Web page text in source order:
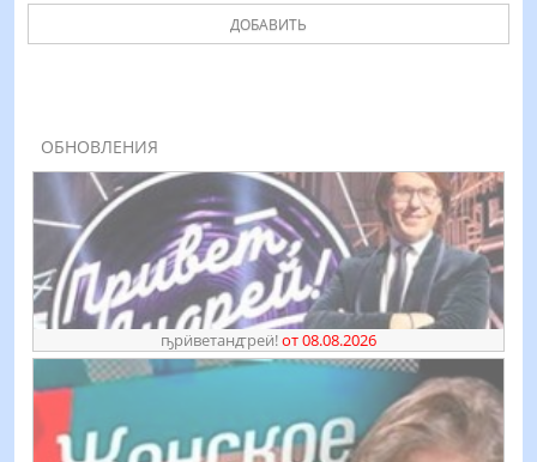
ДОБАВИТЬ
ОБНОВЛЕНИЯ
ҧрӥветанꙣреӥ!от 08.08.2026